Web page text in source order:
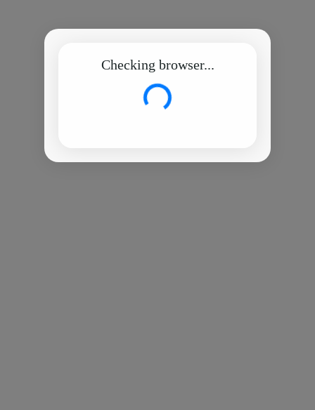
Checking browser...